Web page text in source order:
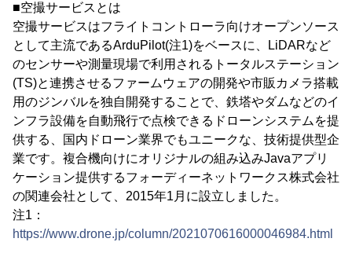
■空撮サービスとは
空撮サービスはフライトコントローラ向けオープンソース
として主流であるArduPilot(注1)をベースに、LiDARなど
のセンサーや測量現場で利用されるトータルステーション
(TS)と連携させるファームウェアの開発や市販カメラ搭載
用のジンバルを独自開発することで、鉄塔やダムなどのイ
ンフラ設備を自動飛行で点検できるドローンシステムを提
供する、国内ドローン業界でもユニークな、技術提供型企
業です。複合機向けにオリジナルの組み込みJavaアプリ
ケーション提供するフォーディーネットワークス株式会社
の関連会社として、2015年1月に設立しました。
注1：
https://www.drone.jp/column/2021070616000046984.html